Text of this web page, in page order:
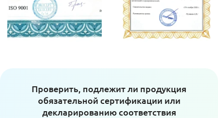
Проверить, подлежит ли продукция
обязательной сертификации или
декларированию соответствия